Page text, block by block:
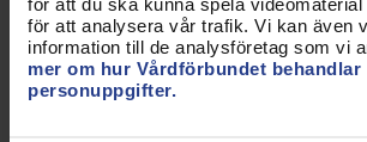
för att analysera vår trafik. Vi kan även
information till de analysföretag som vi
mer om hur Vårdförbundet behandlar
personuppgifter.
Mindfully finns att ladda hem för
Android.
För att utnyttja erbjudandet